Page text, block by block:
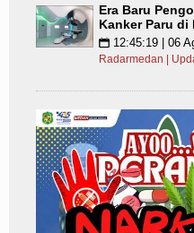
Era Baru
Kanker Paru di
📅 12:45:19 | 06
Radarmedan |